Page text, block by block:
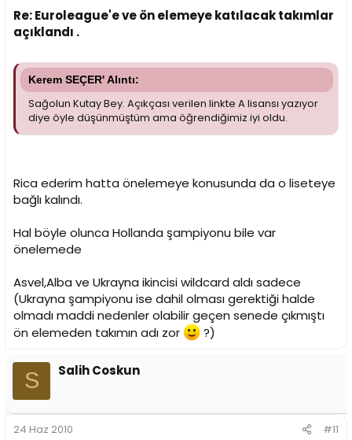
Re: Euroleague'e ve ön elemeye katılacak takımlar
açıklandı .
Kerem SEÇER' Alıntı:
Sağolun Kutay Bey. Açıkçası verilen linkte A lisansı yazıyor
diye öyle düşünmüştüm ama öğrendiğimiz iyi oldu.
Rica ederim hatta önelemeye konusunda da o liseteye
bağlı kalındı.
Hal böyle olunca Hollanda şampiyonu bile var
önelemede
Asvel,Alba ve Ukrayna ikincisi wildcard aldı sadece
(Ukrayna şampiyonu ise dahil olması gerektiği halde
olmadı maddi nedenler olabilir geçen senede çıkmıştı
ön elemeden takımın adı zor
?)
S Salih Coskun
24 Haz 2010 #11